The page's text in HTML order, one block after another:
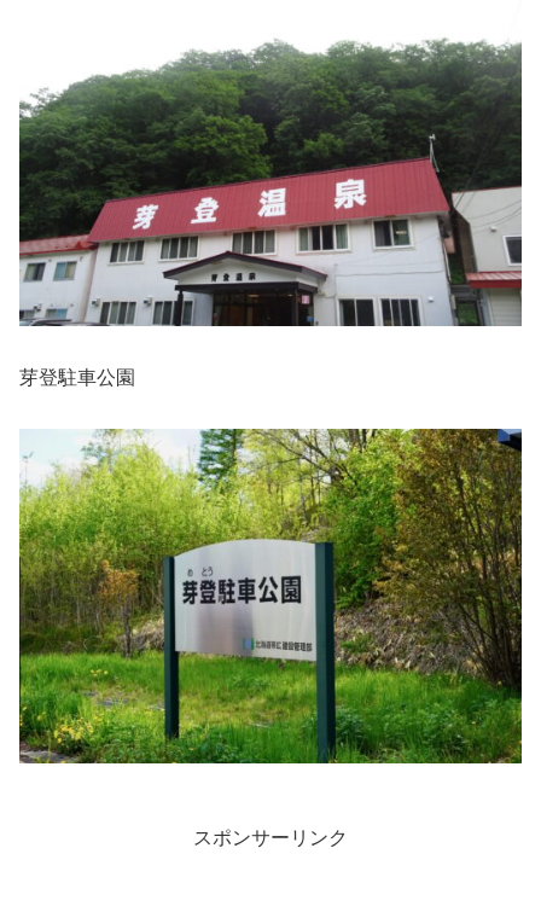
芽登駐車公園
スポンサーリンク